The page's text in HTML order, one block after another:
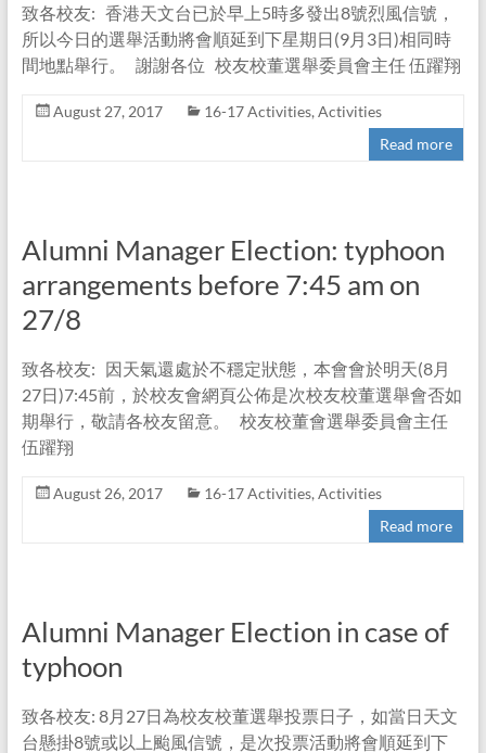
致各校友: 香港天文台已於早上5時多發出8號烈風信號，
所以今日的選舉活動將會順延到下星期日(9月3日)相同時
間地點舉行。 謝謝各位 校友校董選舉委員會主任 伍躍翔
August 27, 2017 16-17 Activities, Activities
Read more
Alumni Manager Election: typhoon
arrangements before 7:45 am on
27/8
致各校友: 因天氣還處於不穩定狀態，本會會於明天(8月
27日)7:45前，於校友會網頁公佈是次校友校董選舉會否如
期舉行，敬請各校友留意。 校友校董會選舉委員會主任
伍躍翔
August 26, 2017 16-17 Activities, Activities
Read more
Alumni Manager Election in case of
typhoon
致各校友: 8月27日為校友校董選舉投票日子，如當日天文
台懸掛8號或以上颱風信號，是次投票活動將會順延到下